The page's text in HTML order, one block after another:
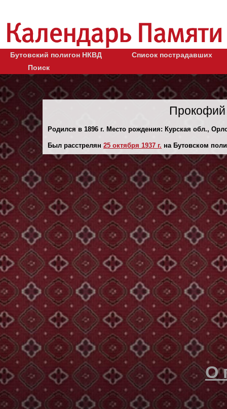
Бутовский полигон НКВД
Список пострадавших
Поиск
Родился в 1896 г. Место рождения: Курская обл.,
Был расстрелян 25 октября 1937 г. на Бутовском
О